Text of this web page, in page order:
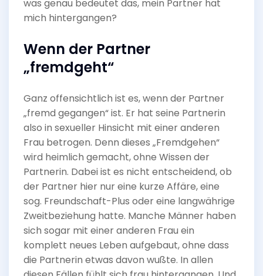
was genau bedeutet das, mein Partner hat
mich hintergangen?
Wenn der Partner
„fremdgeht“
Ganz offensichtlich ist es, wenn der Partner
„fremd gegangen“ ist. Er hat seine Partnerin
also in sexueller Hinsicht mit einer anderen
Frau betrogen. Denn dieses „Fremdgehen“
wird heimlich gemacht, ohne Wissen der
Partnerin. Dabei ist es nicht entscheidend, ob
der Partner hier nur eine kurze Affäre, eine
sog. Freundschaft-Plus oder eine langwährige
Zweitbeziehung hatte. Manche Männer haben
sich sogar mit einer anderen Frau ein
komplett neues Leben aufgebaut, ohne dass
die Partnerin etwas davon wußte. In allen